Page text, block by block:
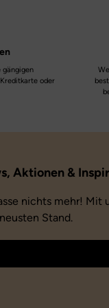
Farbbezeichnung:
gängigen
oder
nichts mehr! Mit
Stand.